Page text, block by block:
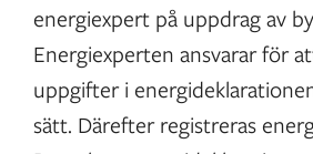
energiexpert på uppdrag av
Energiexperten ansvarar för
uppgifter i
sätt. Därefter registreras